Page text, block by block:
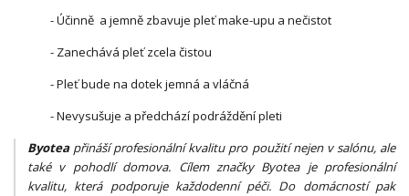
- Účinně a jemně zbavuje pleť make-upu a nečistot
- Zanechává pleť zcela čistou
- Pleť bude na dotek jemná a vláčná
- Nevysušuje a předchází podráždění pleti
Byoteapřináší profesionální kvalitu pro použití nejen v salónu, ale
také v pohodlí domova. Cílem značky Byotea je profesionální
kvalitu, která podporuje každodenní péči. Do domácností pak